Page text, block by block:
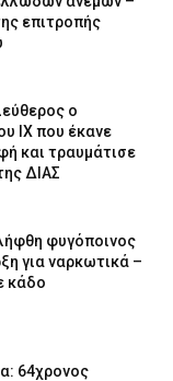
επιτροπής
ο
ΙΧ που έκανε
και τραυμάτισε
ΔΙΑΣ
φυγόποινος
για ναρκωτικά –
κάδο
64χρονος